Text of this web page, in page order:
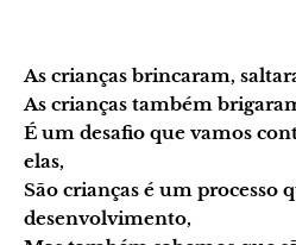
As crianças brincaram,
As crianças também
É um desafio que vamos
elas,
São crianças é um processo
desenvolvimento,